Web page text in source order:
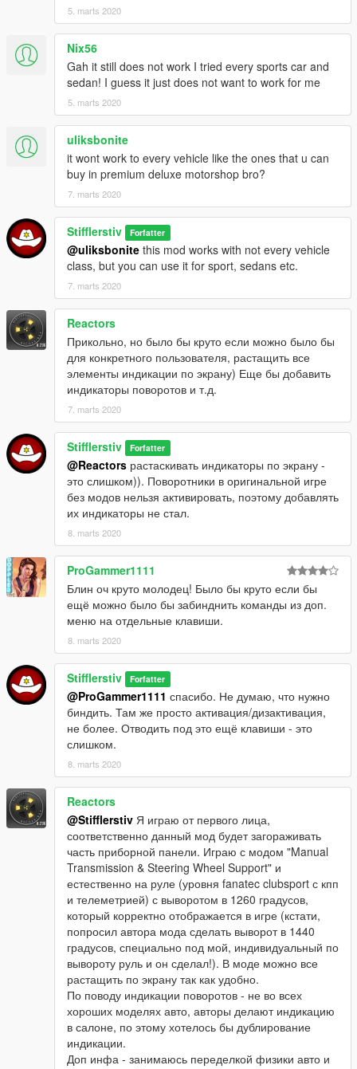
прохладыми, то окна и крыша (для кабриолетов) закроются.
И наоборот.
Как работает Круиз-контроль:
1) Активируйте "Круиз-контроль" в меню EDashboard
авто EDashboard запомнит скорость и авто будет
придерживаться её.
Если вы остановитесь, то авто разгоняться не будет. Нужно
будет повторить процедуру снова.
Как работает Контроль запуска:
1) Активируйте "Контроль запуска" в меню EDashboard
2) Одновременно нажмите "Газ" + "Ручник", затем просто
отпустите ручник
--------------------ИСТОРИЯ ИЗМЕНЕНИЙ-----------------------
Патч v1.01:
- Исправлена проблема с разрешениями экрана,
отличными от FullHD
- Изменены некоторые тексты
5. marts 2020
Nix56
Gah it still does not work I tried every sports car and
sedan! I guess it just does not want to work for me
5. marts 2020
uliksbonite
it wont work to every vehicle like the ones that u can
buy in premium deluxe motorshop bro?
7. marts 2020
Stifflerstiv Forfatter
@uliksbonite this mod works with not every vehicle
class, but you can use it for sport, sedans etc.
7. marts 2020
Reactors
Прикольно, но было бы круто если можно было бы
для конкретного пользователя, растащить все
элементы индикации по экрану) Еще бы добавить
индикаторы поворотов и т.д.
7. marts 2020
Stifflerstiv Forfatter
@Reactors растаскивать индикаторы по экрану -
это слишком)). Поворотники в оригинальной игре
без модов нельзя активировать, поэтому добавлять
их индикаторы не стал.
8. marts 2020
ProGammer1111
Блин оч круто молодец! Было бы круто если бы
ещё можно было бы забинднить команды из доп.
меню на отдельные клавиши.
8. marts 2020
Stifflerstiv Forfatter
@ProGammer1111 спасибо. Не думаю, что нужно
биндить. Там же просто активация/дизактивация,
не более. Отводить под это ещё клавиши - это
слишком.
8. marts 2020
Reactors
@Stifflerstiv Я играю от первого лица,
соответственно данный мод будет загораживать
часть приборной панели. Играю с модом "Manual
Transmission & Steering Wheel Support" и
естественно на руле (уровня fanatec clubsport с кпп
и телеметрией) с выворотом в 1260 градусов,
который корректно отображается в игре (кстати,
попросил автора мода сделать выворот в 1440
градусов, специально под мой, индивидуальный по
вывороту руль и он сделал!). В моде можно все
растащить по экрану так как удобно.
По поводу индикации поворотов - не во всех
хороших моделях авто, авторы делают индикацию
в салоне, по этому хотелось бы дублирование
индикации.
Доп инфа - занимаюсь переделкой физики авто и